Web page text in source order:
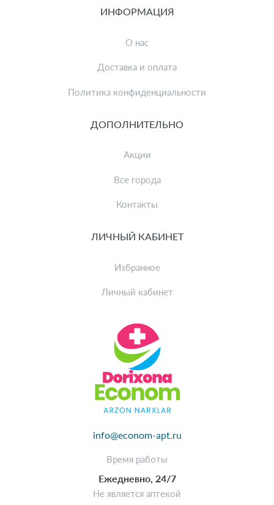
info@econom-apt.ru
Время работы
Ежедневно, 24/7
Не является аптекой
ИНФОРМАЦИЯ
О нас
Доставка и оплата
Политика конфиденциальности
ДОПОЛНИТЕЛЬНО
Акции
Все города
Контакты
ЛИЧНЫЙ КАБИНЕТ
Избранное
Личный кабинет